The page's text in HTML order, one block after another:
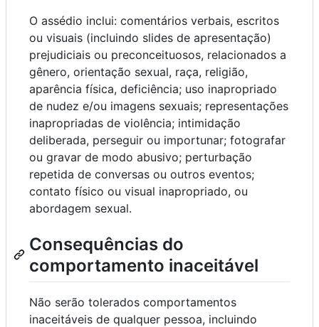
O assédio inclui: comentários verbais, escritos
ou visuais (incluindo slides de apresentação)
prejudiciais ou preconceituosos, relacionados a
gênero, orientação sexual, raça, religião,
aparência física, deficiência; uso inapropriado
de nudez e/ou imagens sexuais; representações
inapropriadas de violência; intimidação
deliberada, perseguir ou importunar; fotografar
ou gravar de modo abusivo; perturbação
repetida de conversas ou outros eventos;
contato físico ou visual inapropriado, ou
abordagem sexual.
Consequências do
comportamento inaceitável
Não serão tolerados comportamentos
inaceitáveis de qualquer pessoa, incluindo